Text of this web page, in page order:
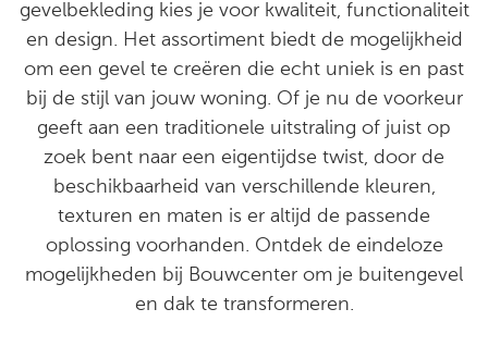
gevelbekleding kies je voor kwaliteit, functionaliteit
en design. Het assortiment biedt de mogelijkheid
om een gevel te creëren die echt uniek is en past
bij de stijl van jouw woning. Of je nu de voorkeur
geeft aan een traditionele uitstraling of juist op
zoek bent naar een eigentijdse twist, door de
beschikbaarheid van verschillende kleuren,
texturen en maten is er altijd de passende
oplossing voorhanden. Ontdek de eindeloze
mogelijkheden bij Bouwcenter om je buitengevel
en dak te transformeren.